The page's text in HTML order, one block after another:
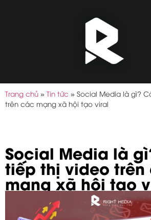
Trang chủ » Tin tức » Social Media là gì?
trên các mạng xã hội tạo viral
Social Media là
tiếp thị video
mạng xã hội tạo